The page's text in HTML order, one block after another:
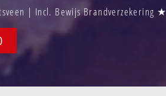
| Incl. Bewijs Brandverzekering ★